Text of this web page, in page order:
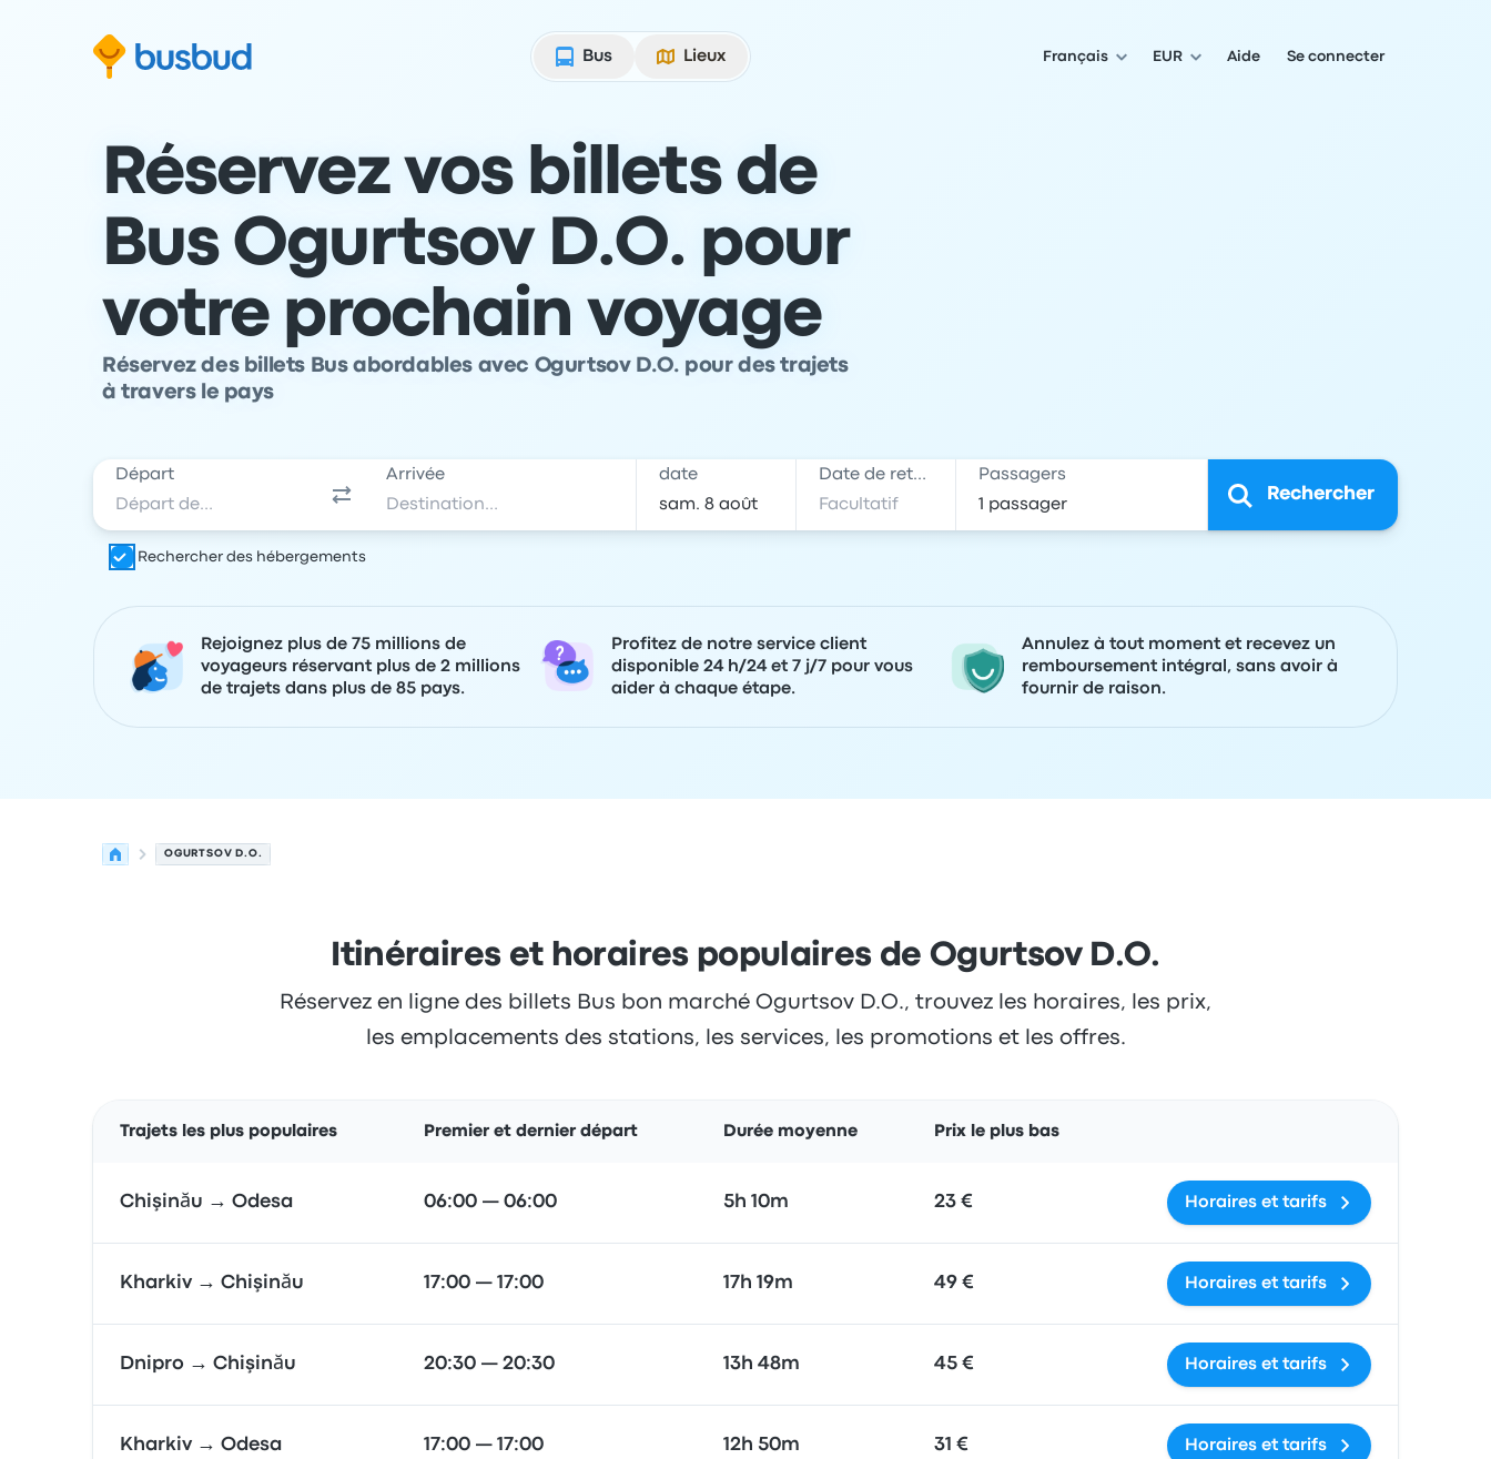
Bus
Lieux Français EUR Aide Se connecter
Réservez vos billets de
Bus Ogurtsov D.O. pour
votre prochain voyage
Réservez des billets Bus abordables avec Ogurtsov D.O. pour des trajets
à travers le pays
Départ Arrivée date Date de retour Passagers
Rechercher
Rechercher des hébergements
Rejoignez plus de 75 millions de
voyageurs réservant plus de 2 millions
de trajets dans plus de 85 pays.
Profitez de notre service client
disponible 24 h/24 et 7 j/7 pour vous
aider à chaque étape.
Annulez à tout moment et recevez un
remboursement intégral, sans avoir à
fournir de raison.
OGURTSOV D.O.
Itinéraires et horaires populaires de Ogurtsov D.O.
Réservez en ligne des billets Bus bon marché Ogurtsov D.O., trouvez les horaires, les prix,
les emplacements des stations, les services, les promotions et les offres.
Trajets les plus populaires Premier et dernier départ Durée moyenne Prix le plus bas
Chişinău → Odesa 06:00 — 06:00 5h 10m 23 € Horaires et tarifs
Kharkiv → Chişinău 17:00 — 17:00 17h 19m 49 € Horaires et tarifs
Dnipro → Chişinău 20:30 — 20:30 13h 48m 45 € Horaires et tarifs
Kharkiv → Odesa 17:00 — 17:00 12h 50m 31 € Horaires et tarifs